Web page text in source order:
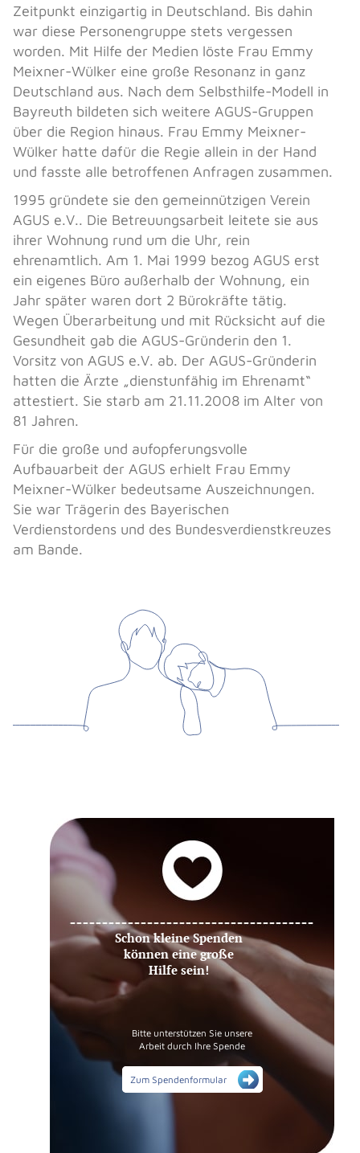
Zeitpunkt einzigartig in Deutschland. Bis dahin
war diese Personengruppe stets vergessen
worden. Mit Hilfe der Medien löste Frau Emmy
Meixner-Wülker eine große Resonanz in ganz
Deutschland aus. Nach dem Selbsthilfe-Modell in
Bayreuth bildeten sich weitere AGUS-Gruppen
über die Region hinaus. Frau Emmy Meixner-
Wülker hatte dafür die Regie allein in der Hand
und fasste alle betroffenen Anfragen zusammen.
1995 gründete sie den gemeinnützigen Verein
AGUS e.V.. Die Betreuungsarbeit leitete sie aus
ihrer Wohnung rund um die Uhr, rein
ehrenamtlich. Am 1. Mai 1999 bezog AGUS erst
ein eigenes Büro außerhalb der Wohnung, ein
Jahr später waren dort 2 Bürokräfte tätig.
Wegen Überarbeitung und mit Rücksicht auf die
Gesundheit gab die AGUS-Gründerin den 1.
Vorsitz von AGUS e.V. ab. Der AGUS-Gründerin
hatten die Ärzte „dienstunfähig im Ehrenamt“
attestiert. Sie starb am 21.11.2008 im Alter von
81 Jahren.
Für die große und aufopferungsvolle
Aufbauarbeit der AGUS erhielt Frau Emmy
Meixner-Wülker bedeutsame Auszeichnungen.
Sie war Trägerin des Bayerischen
Verdienstordens und des Bundesverdienstkreuzes
am Bande.
Schon kleine Spenden
können eine große
Hilfe sein!
Bitte unterstützen Sie unsere
Arbeit durch Ihre Spende
Zum Spendenformular